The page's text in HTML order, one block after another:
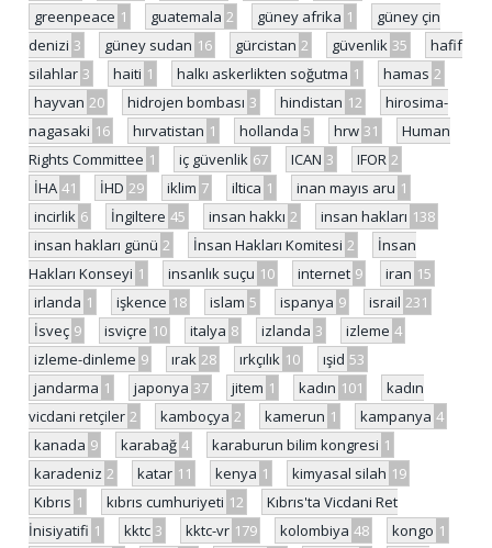
greenpeace 1 guatemala 2 güney afrika 1
güney çin
denizi 3 güney sudan 16 gürcistan 2 güvenlik 35
hafif
silahlar 3 haiti 1 halkı askerlikten soğutma 1 hamas 2
hayvan 20 hidrojen bombası 3 hindistan 12
hirosima-
nagasaki 16 hırvatistan 1 hollanda 5 hrw 31
Human
Rights Committee 1 iç güvenlik 67 ICAN 3 IFOR 2
İHA 41 İHD 29 iklim 7 iltica 1 inan mayıs aru 1
incirlik 6 İngiltere 45 insan hakkı 2 insan hakları 138
insan hakları günü 2 İnsan Hakları Komitesi 2
İnsan
Hakları Konseyi 1 insanlık suçu 10 internet 9 iran 15
irlanda 1 işkence 18 islam 5 ispanya 9 israil 231
İsveç 9 isviçre 10 italya 8 izlanda 3 izleme 4
izleme-dinleme 9 ırak 28 ırkçılık 10 ışid 53
jandarma 1 japonya 37 jitem 1 kadın 101
kadın
vicdani retçiler 2 kamboçya 2 kamerun 1 kampanya 4
kanada 9 karabağ 4 karaburun bilim kongresi 1
karadeniz 2 katar 11 kenya 1 kimyasal silah 19
Kıbrıs 1 kıbrıs cumhuriyeti 12
Kıbrıs'ta Vicdani Ret
İnisiyatifi 1 kktc 3 kktc-vr 179 kolombiya 48 kongo 1